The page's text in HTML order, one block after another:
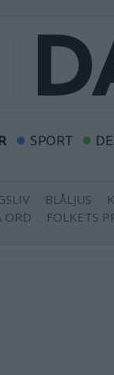
SPORT
BLÅLJUS
ORD FOLKETS